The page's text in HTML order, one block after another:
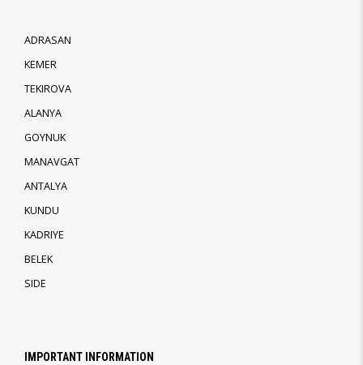
ADRASAN
KEMER
TEKIROVA
ALANYA
GOYNUK
MANAVGAT
ANTALYA
KUNDU
KADRIYE
BELEK
SIDE
IMPORTANT INFORMATION